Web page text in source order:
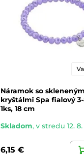
Náramok so
kryštálmi Spa fialový
1ks, 18 cm
Skladom, v stredu 12.
6,15 €